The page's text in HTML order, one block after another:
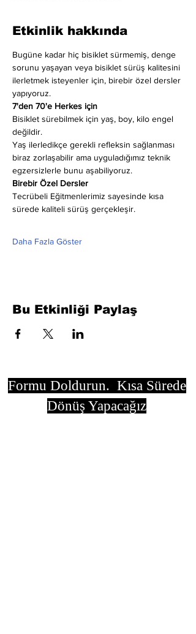
Etkinlik hakkında
Bugüne kadar hiç bisiklet sürmemiş, denge
sorunu yaşayan veya bisiklet sürüş kalitesini
ilerletmek isteyenler için, birebir özel dersler
yapıyoruz.
7'den 70'e Herkes için
Bisiklet sürebilmek için yaş, boy, kilo engel
değildir.
Yaş ilerledikçe gerekli refleksin sağlanması
biraz zorlaşabilir ama uyguladığımız teknik
egzersizlerle bunu aşabiliyoruz.
Birebir Özel Dersler
Tecrübeli Eğitmenlerimiz sayesinde kısa
sürede kaliteli sürüş gerçekleşir.
Daha Fazla Göster
Bu Etkinliği Paylaş
Formu Doldurun. Kısa Sürede
Dönüş Yapacağız